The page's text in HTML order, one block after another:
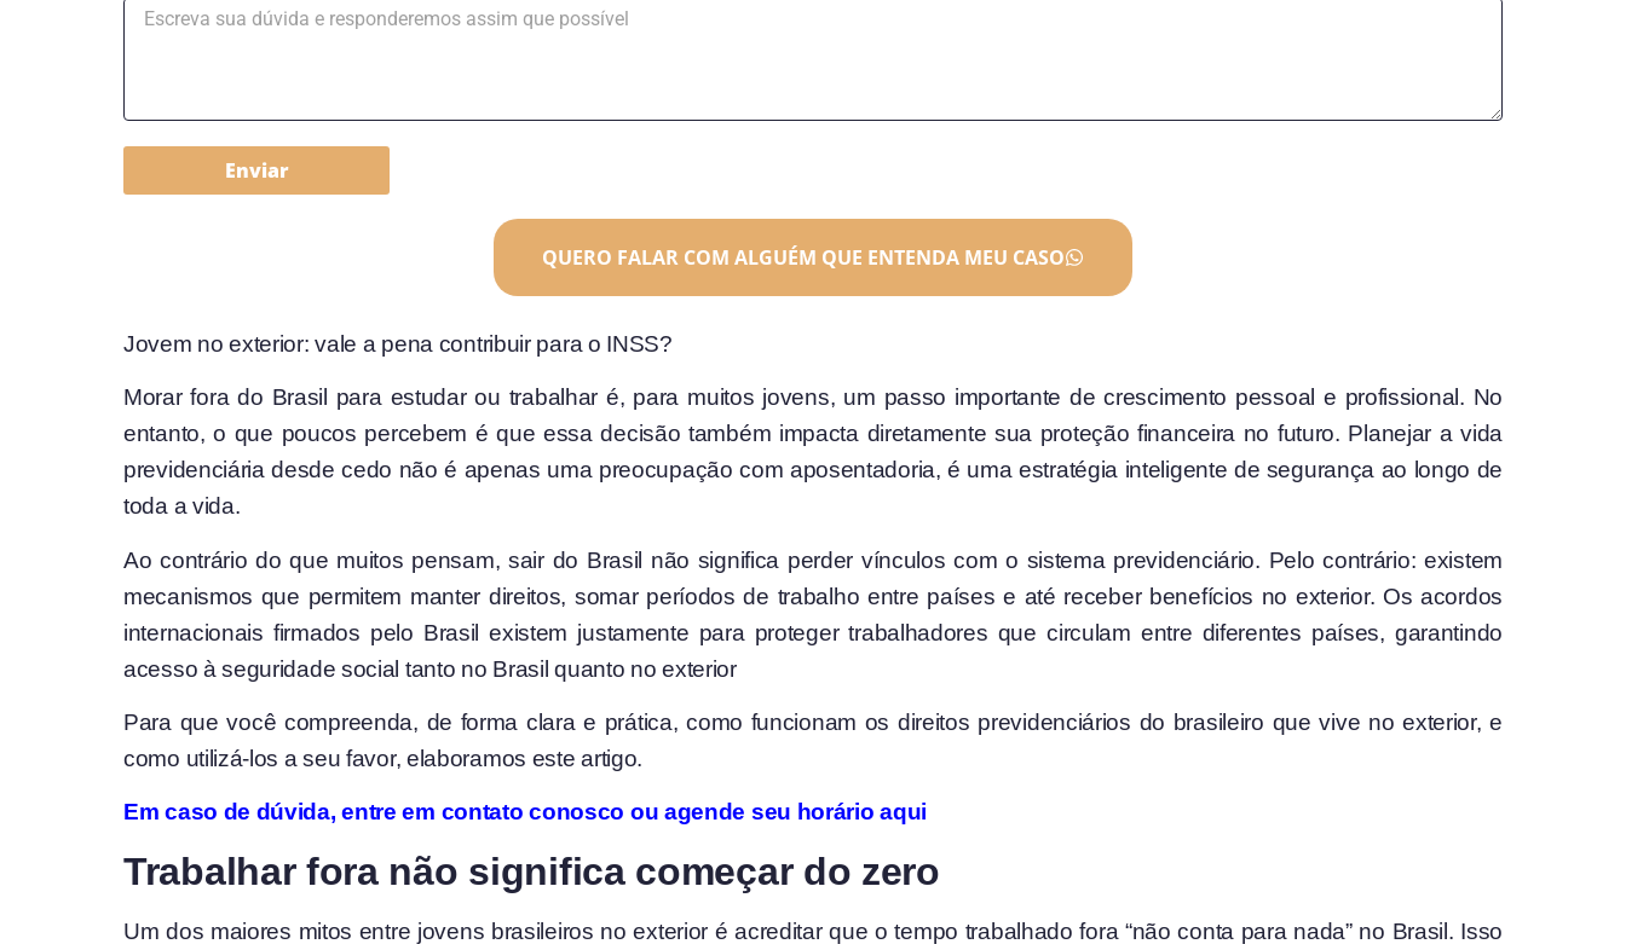
Enviar
QUERO FALAR COM ALGUÉM QUE ENTENDA MEU CASO
Jovem no exterior: vale a pena contribuir para o INSS?
Morar fora do Brasil para estudar ou trabalhar é, para muitos jovens, um passo importante de crescimento pessoal e profissional. No
entanto, o que poucos percebem é que essa decisão também impacta diretamente sua proteção financeira no futuro. Planejar a vida
previdenciária desde cedo não é apenas uma preocupação com aposentadoria, é uma estratégia inteligente de segurança ao longo de
toda a vida.
Ao contrário do que muitos pensam, sair do Brasil não significa perder vínculos com o sistema previdenciário. Pelo contrário: existem
mecanismos que permitem manter direitos, somar períodos de trabalho entre países e até receber benefícios no exterior. Os acordos
internacionais firmados pelo Brasil existem justamente para proteger trabalhadores que circulam entre diferentes países, garantindo
acesso à seguridade social tanto no Brasil quanto no exterior
Para que você compreenda, de forma clara e prática, como funcionam os direitos previdenciários do brasileiro que vive no exterior, e
como utilizá-los a seu favor, elaboramos este artigo.
Em caso de dúvida, entre em contato conosco ou agende seu horário aqui
Trabalhar fora não significa começar do zero
Um dos maiores mitos entre jovens brasileiros no exterior é acreditar que o tempo trabalhado fora “não conta para nada” no Brasil. Isso